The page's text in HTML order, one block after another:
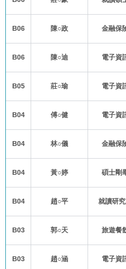
B06 陳○政 金融保
B06 陳○迪 電子資
B05 莊○瑜 電子資
B04 傅○健 電子資
B04 林○儀 金融保
B04 黃○婷 碩士剛
B04 趙○平 就讀研
B03 郭○天 旅遊餐
B03 趙○涵 電子資